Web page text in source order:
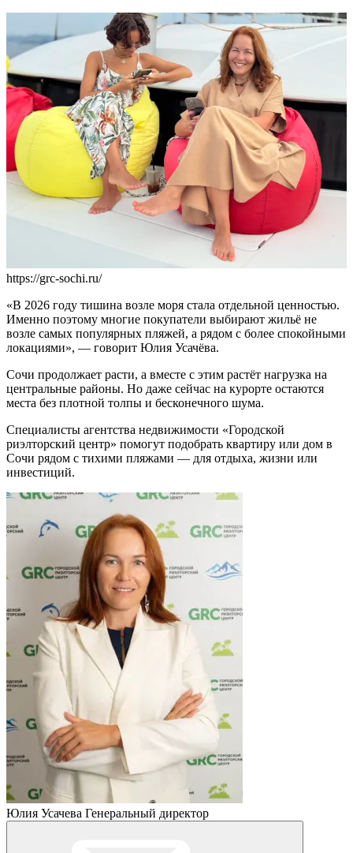
https://grc-sochi.ru/
«В 2026 году тишина возле моря стала отдельной ценностью.
Именно поэтому многие покупатели выбирают жильё не
возле самых популярных пляжей, а рядом с более спокойными
локациями», — говорит Юлия Усачёва.
Сочи продолжает расти, а вместе с этим растёт нагрузка на
центральные районы. Но даже сейчас на курорте остаются
места без плотной толпы и бесконечного шума.
Специалисты агентства недвижимости «Городской
риэлторский центр» помогут подобрать квартиру или дом в
Сочи рядом с тихими пляжами — для отдыха, жизни или
инвестиций.
Юлия Усачева Генеральный директор